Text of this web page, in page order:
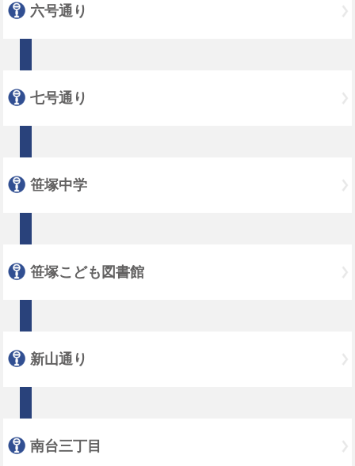
六号通り
七号通り
笹塚中学
笹塚こども図書館
新山通り
南台三丁目